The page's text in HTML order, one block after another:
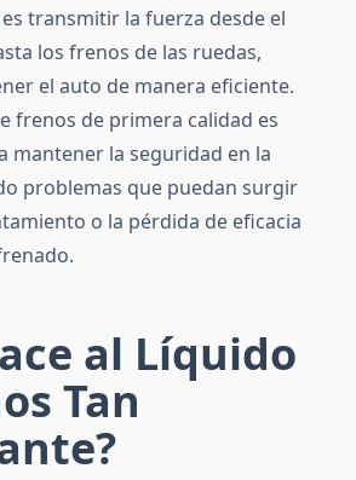
transmitir la fuerza desde el
los frenos de las ruedas,
el auto de manera eficiente.
frenos de primera calidad es
mantener la seguridad en la
problemas que puedan surgir
o la pérdida de eficacia
al Líquido
Tan